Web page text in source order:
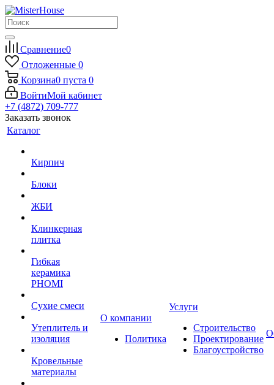
Сравнение0
Отложенные 0
Корзина0 пуста 0
ВойтиМой кабинет
+7 (4872) 709-777
Заказать звонок
Каталог
Кирпич
Блоки
ЖБИ
Клинкерная
плитка
Гибкая
керамика
PHOMI
Сухие смеси
Утеплитель и
изоляция
Кровельные
материалы
О компании
Политика
Услуги
Строительство
Проектирование
Благоустройство